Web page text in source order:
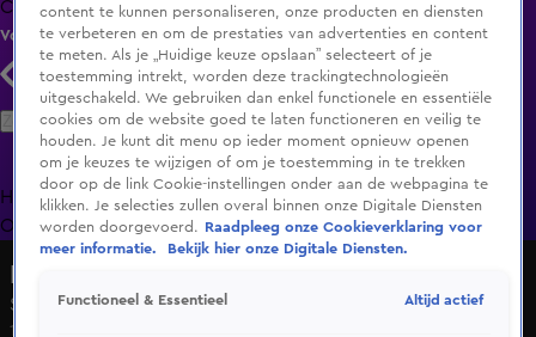
ClipsFilmsRadioSmart TV inlogShop
Volg KIJK
Zoeken
HomeUitzending Gemist Programma's De Bondgenoten
OranjezomerLivestreamsShop
Seizoen 20, aflevering 4
1 nov 2017, 20:30
content te kunnen personaliseren, onze producten en diensten
te verbeteren en om de prestaties van advertenties en content
te meten. Als je „Huidige keuze opslaan” selecteert of je
toestemming intrekt, worden deze trackingtechnologieën
uitgeschakeld. We gebruiken dan enkel functionele en essentiële
cookies om de website goed te laten functioneren en veilig te
houden. Je kunt dit menu op ieder moment opnieuw openen
om je keuzes te wijzigen of om je toestemming in te trekken
door op de link Cookie-instellingen onder aan de webpagina te
klikken. Je selecties zullen overal binnen onze Digitale Diensten
worden doorgevoerd.
Raadpleeg onze Cookieverklaring voor
meer informatie.
Bekijk hier onze Digitale Diensten.
Functioneel & Essentieel Altijd actief